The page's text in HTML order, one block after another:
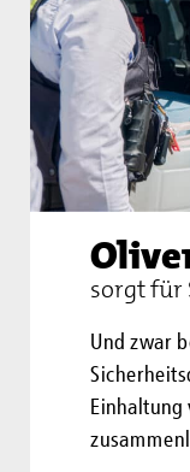
sorgt für
Und zwar
Einhaltung